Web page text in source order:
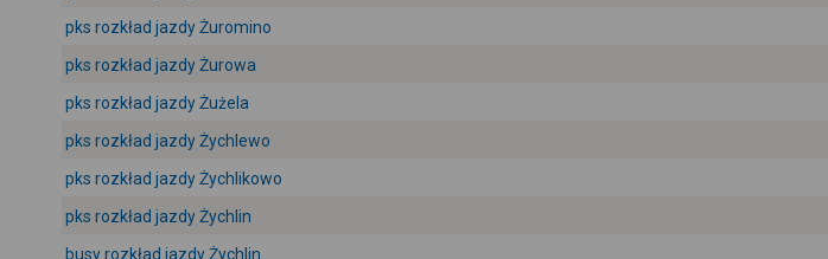
pks rozkład jazdy Żuromino
pks rozkład jazdy Żurowa
pks rozkład jazdy Żużela
pks rozkład jazdy Żychlewo
pks rozkład jazdy Żychlikowo
pks rozkład jazdy Żychlin
busy rozkład jazdy Żychlin